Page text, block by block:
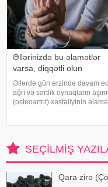
Əllərinizdə bu əlamətlər
varsa, diqqətli olun
Əllərdə gün ərzində davam
ağrı və sərtlik oynaqların
(osteoartrit) xəstəliyinin
SEÇILMIŞ
Qara zirə